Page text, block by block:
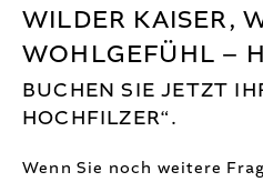
Premium-Chalets
Hotelzimmer
Wellness
Day Spa
Inklusivleistungen
WILDER KAISER,
WOHLGEFÜHL –
BUCHEN SIE JETZT
HOCHFILZER“.
Wenn Sie noch weitere